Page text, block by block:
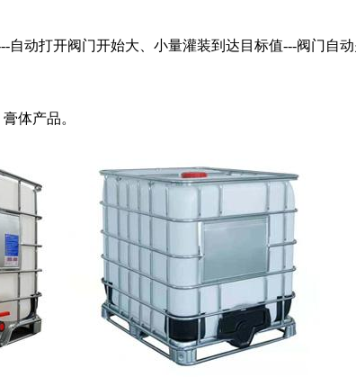
动打开阀门开始大、小量灌装到达目标值---阀门自
体产品。